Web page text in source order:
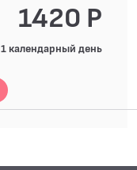
1420 Р
1 календарный день